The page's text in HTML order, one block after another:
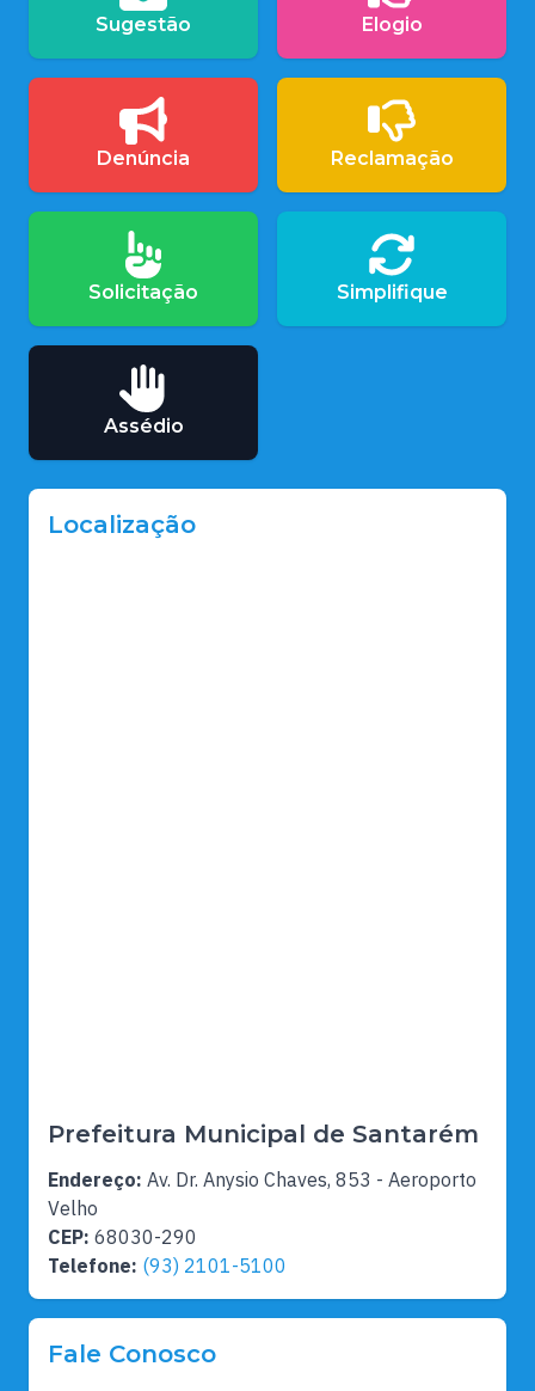
Sugestão Elogio
Denúncia Reclamação
Solicitação Simplifique
Assédio
Localização
Prefeitura Municipal de Santarém
Endereço: Av. Dr. Anysio Chaves, 853 - Aeroporto
Velho
CEP: 68030-290
Telefone: (93) 2101-5100
Fale Conosco